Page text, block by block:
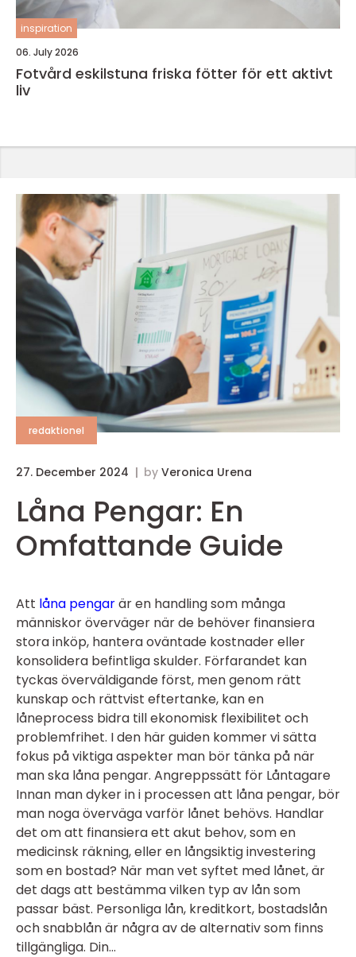
inspiration
06. July 2026
Fotvård eskilstuna friska fötter för ett aktivt
liv
redaktionel
27. December 2024 by Veronica Urena
Låna Pengar: En
Omfattande Guide
Att låna pengarär en handling som många
människor överväger när de behöver finansiera
stora inköp, hantera oväntade kostnader eller
konsolidera befintliga skulder. Förfarandet kan
tyckas överväldigande först, men genom rätt
kunskap och rättvist eftertanke, kan en
låneprocess bidra till ekonomisk flexibilitet och
problemfrihet. I den här guiden kommer vi sätta
fokus på viktiga aspekter man bör tänka på när
man ska låna pengar. Angreppssätt för Låntagare
Innan man dyker in i processen att låna pengar, bör
man noga överväga varför lånet behövs. Handlar
det om att finansiera ett akut behov, som en
medicinsk räkning, eller en långsiktig investering
som en bostad? När man vet syftet med lånet, är
det dags att bestämma vilken typ av lån som
passar bäst. Personliga lån, kreditkort, bostadslån
och snabblån är några av de alternativ som finns
tillgängliga. Din...